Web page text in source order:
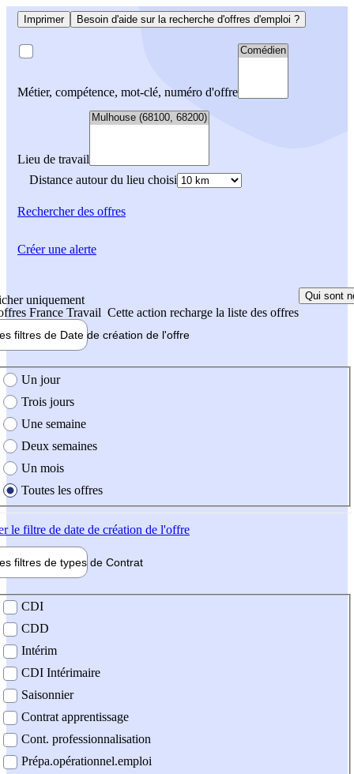
Imprimer Besoin d'aide sur la recherche d'offres d'emploi ?
Métier, compétence, mot-clé, numéro d'offre
Lieu de travail
Distance autour du lieu choisi
Rechercherdes offres
uniquement
France Travail Cette action recharge la liste des offres
Qui sont
filtres de Date de création de l'offre
création de l'offre
Un jour
Trois jours
Une semaine
Deux semaines
Un mois
Toutes les offres
le filtre de date de création de l'offre
filtres de types de Contrat
contrat
CDI
CDD
Intérim
CDI Intérimaire
Saisonnier
Contrat apprentissage
Cont. professionnalisation
Prépa.opérationnel.emploi
Créer une alerte